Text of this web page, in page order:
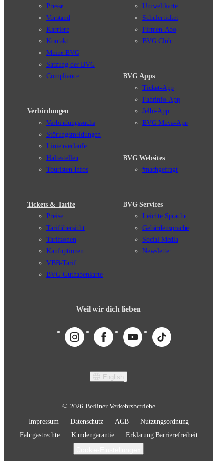
Presse
Vorstand
Karriere
Kontakt
Meine BVG
Satzung der BVG
Compliance
Verbindungen
Verbindungssuche
Störungsmeldungen
Linienverläufe
Haltestellen
Touristen Infos
Tickets & Tarife
Preise
Tarifübersicht
Tarifzonen
Kaufoptionen
VBB-Tarif
BVG-Guthabenkarte
Umweltkarte
Schülerticket
Firmen-Abo
BVG Club
BVG Apps
Ticket-App
Fahrinfo-App
Jelbi-App
BVG Muva-App
BVG Websites
#nachgefragt
BVG Services
Leichte Sprache
Gebärdensprache
Social Media
Newsletter
Weil wir dich lieben
English
© 2026 Berliner Verkehrsbetriebe
Impressum Datenschutz AGB
Nutzungsordnung
Fahrgastrechte
Kundengarantie Erklärung Barrierefreiheit